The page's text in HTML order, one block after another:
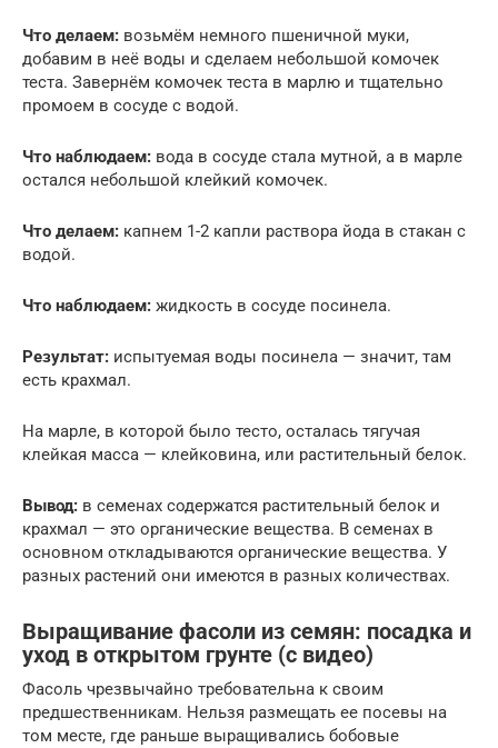
Что делаем: возьмём немного пшеничной муки,
добавим в неё воды и сделаем небольшой комочек
теста. Завернём комочек теста в марлю и тщательно
промоем в сосуде с водой.
Что наблюдаем: вода в сосуде стала мутной, а в марле
остался небольшой клейкий комочек.
Что делаем: капнем 1-2 капли раствора йода в стакан с
водой.
Что наблюдаем: жидкость в сосуде посинела.
Результат: испытуемая воды посинела — значит, там
есть крахмал.
На марле, в которой было тесто, осталась тягучая
клейкая масса — клейковина, или растительный белок.
Вывод: в семенах содержатся растительный белок и
крахмал — это органические вещества. В семенах в
основном откладываются органические вещества. У
разных растений они имеются в разных количествах.
Выращивание фасоли из семян: посадка и
уход в открытом грунте (с видео)
Фасоль чрезвычайно требовательна к своим
предшественникам. Нельзя размещать ее посевы на
том месте, где раньше выращивались бобовые